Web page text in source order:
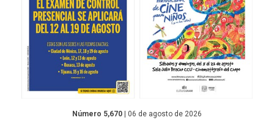
Número 5,670 | 06 de agosto de 2026